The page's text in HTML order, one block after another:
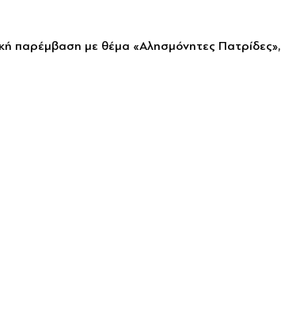
παρέμβαση με θέμα «Αλησμόνητες Πατρίδες»,